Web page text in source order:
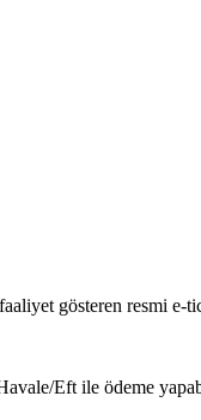
gösteren resmi e-
Eft ile ödeme